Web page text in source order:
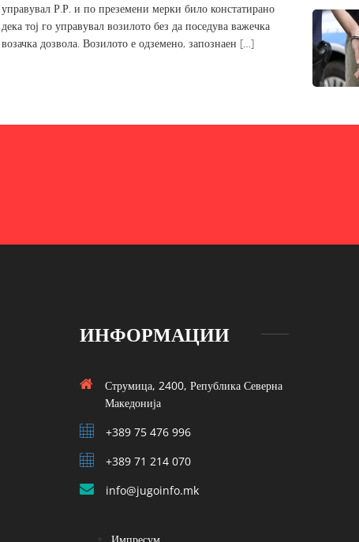
управувал Р.Р. и по преземени мерки било констатирано
дека тој го управувал возилото без да поседува важечка
возачка дозвола. Возилото е одземено, запознаен […]
ИНФОРМАЦИИ
Струмица, 2400, Република Северна
Македонија
+389 75 476 996
+389 71 214 070
info@jugoinfo.mk